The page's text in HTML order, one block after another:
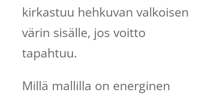
kirkastuu hehkuvan valkoisen
värin sisälle, jos voitto
tapahtuu.
Millä mallilla on energinen